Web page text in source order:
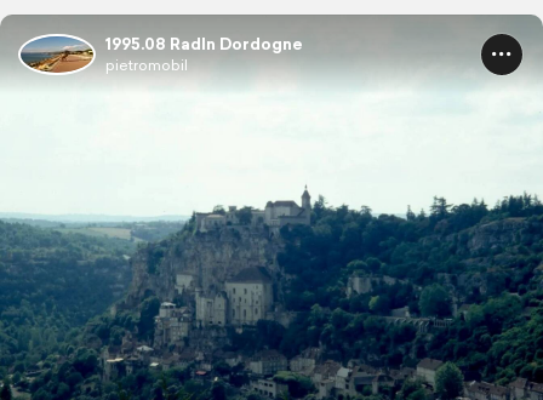
1995.08 Radln Dordogne
pietromobil